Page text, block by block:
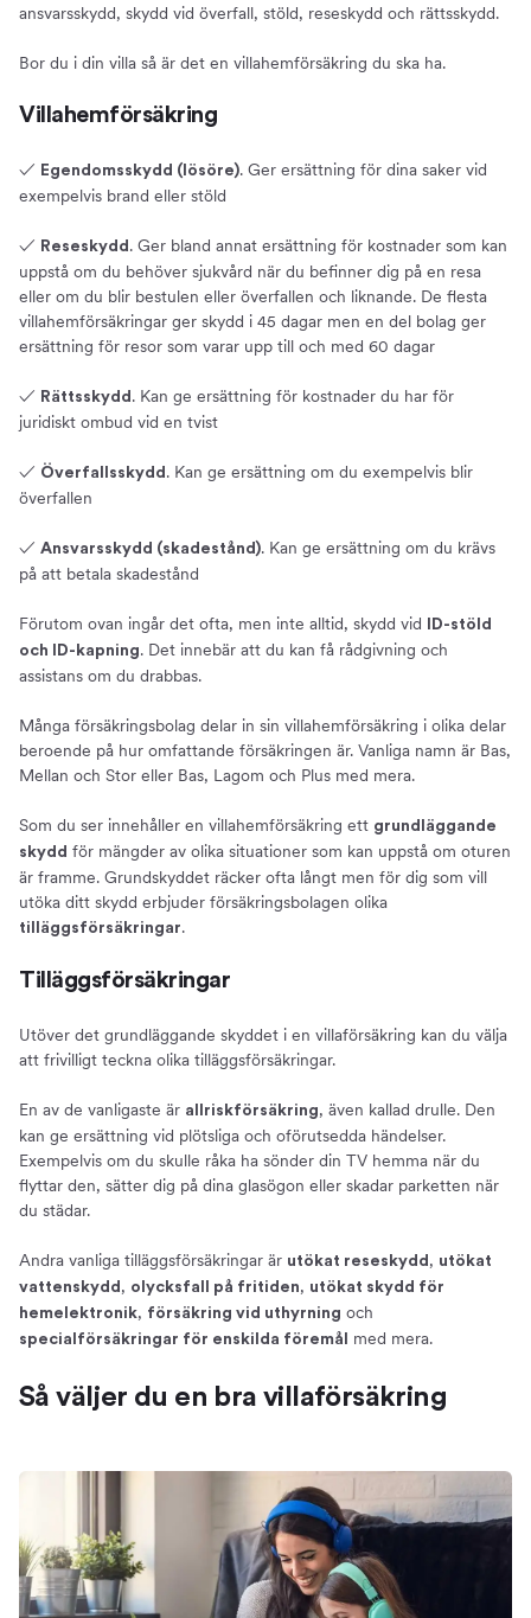
ansvarsskydd, skydd vid överfall, stöld, reseskydd och rättsskydd.
Bor du i din villa så är det en villahemförsäkring du ska ha.
Villahemförsäkring
✓ Egendomsskydd (lösöre). Ger ersättning för dina saker vid
exempelvis brand eller stöld
✓ Reseskydd . Ger bland annat ersättning för kostnader som kan
uppstå om du behöver sjukvård när du befinner dig på en resa
eller om du blir bestulen eller överfallen och liknande. De flesta
villahemförsäkringar ger skydd i 45 dagar men en del bolag ger
ersättning för resor som varar upp till och med 60 dagar
✓ Rättsskydd . Kan ge ersättning för kostnader du har för
juridiskt ombud vid en tvist
✓ Överfallsskydd . Kan ge ersättning om du exempelvis blir
överfallen
✓ Ansvarsskydd (skadestånd). Kan ge ersättning om du krävs
på att betala skadestånd
Förutom ovan ingår det ofta, men inte alltid, skydd vid
ID-stöld
och ID-kapning. Det innebär att du kan få rådgivning och
assistans om du drabbas.
Många försäkringsbolag delar in sin villahemförsäkring i olika delar
beroende på hur omfattande försäkringen är. Vanliga namn är Bas,
Mellan och Stor eller Bas, Lagom och Plus med mera.
Som du ser innehåller en villahemförsäkring ett grundläggande
skydd för mängder av olika situationer som kan uppstå om oturen
är framme. Grundskyddet räcker ofta långt men för dig som vill
utöka ditt skydd erbjuder försäkringsbolagen olika
tilläggsförsäkringar.
Tilläggsförsäkringar
Utöver det grundläggande skyddet i en villaförsäkring kan du välja
att frivilligt teckna olika tilläggsförsäkringar.
En av de vanligaste är allriskförsäkring, även kallad drulle. Den
kan ge ersättning vid plötsliga och oförutsedda händelser.
Exempelvis om du skulle råka ha sönder din TV hemma när du
flyttar den, sätter dig på dina glasögon eller skadar parketten när
du städar.
Andra vanliga tilläggsförsäkringar är utökat reseskydd , utökat
vattenskydd , olycksfall på fritiden, utökat skydd för
hemelektronik, försäkring vid uthyrning och
specialförsäkringar för enskilda föremål med mera.
Så väljer du en bra villaförsäkring